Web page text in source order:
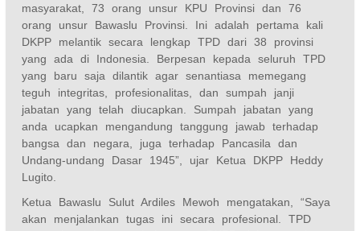
masyarakat, 73 orang unsur KPU Provinsi dan 76
orang unsur Bawaslu Provinsi. Ini adalah pertama kali
DKPP melantik secara lengkap TPD dari 38 provinsi
yang ada di Indonesia. Berpesan kepada seluruh TPD
yang baru saja dilantik agar senantiasa memegang
teguh integritas, profesionalitas, dan sumpah janji
jabatan yang telah diucapkan. Sumpah jabatan yang
anda ucapkan mengandung tanggung jawab terhadap
bangsa dan negara, juga terhadap Pancasila dan
Undang-undang Dasar 1945”, ujar Ketua DKPP Heddy
Lugito.
Ketua Bawaslu Sulut Ardiles Mewoh mengatakan, “Saya
akan menjalankan tugas ini secara profesional. TPD